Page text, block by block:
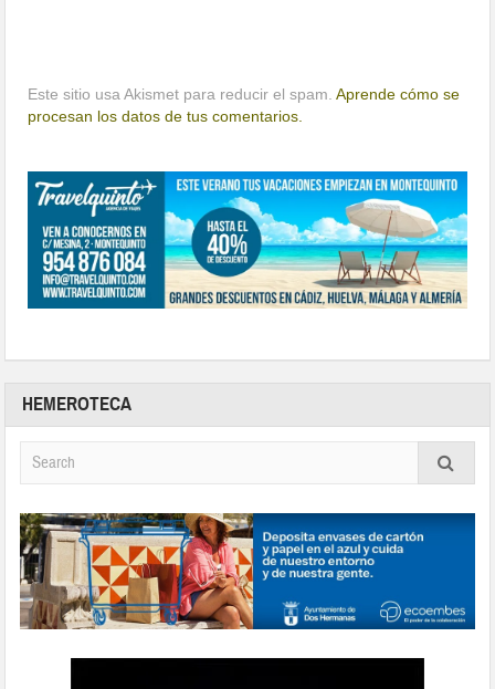
Este sitio usa Akismet para reducir el spam.Aprende cómo se
procesan los datos de tus comentarios.
HEMEROTECA